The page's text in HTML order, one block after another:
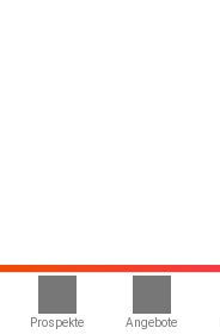
Prospekte Angebote